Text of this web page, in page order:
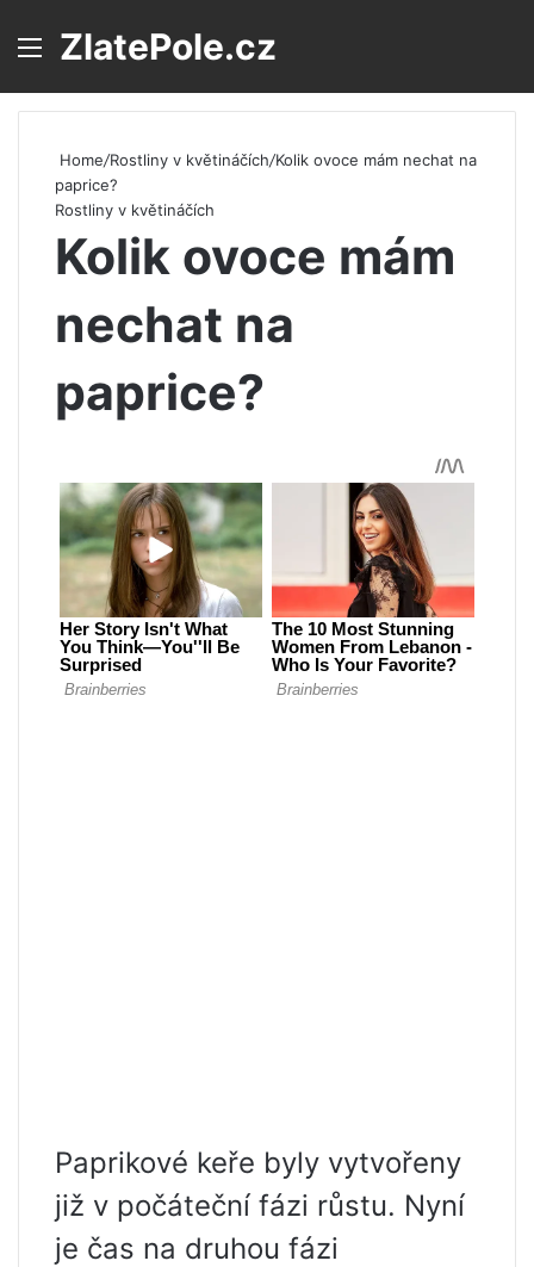
Menu
ZlatePole.cz
Home/Rostliny v květináčích/Kolik ovoce mám nechat na
paprice?
Rostliny v květináčích
Kolik ovoce mám
nechat na
paprice?
Paprikové keře byly vytvořeny
již v počáteční fázi růstu. Nyní
je čas na druhou fázi